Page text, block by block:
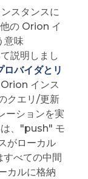
スタンスに
の Orion イ
意味
説明しまし
ロバイダとリ
インス
クエリ/更新
ーションを実
は、"push" モ
がローカル
べての中間
カルに格納